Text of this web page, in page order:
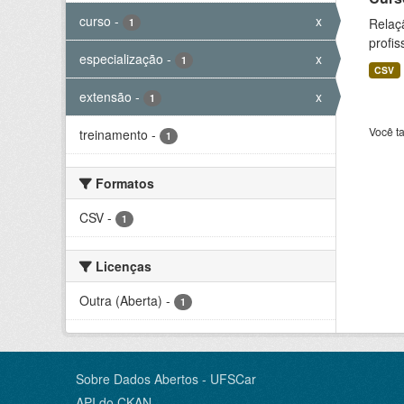
curso - 1 x
especialização - 1 x
extensão - 1 x
treinamento - 1
Formatos
CSV - 1
Licenças
Outra (Aberta) - 1
CSV
Você
Sobre Dados Abertos - UFSCar